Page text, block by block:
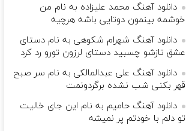
دانلود آهنگ محمد علیزاده به نام من
خوشمه بینمون دوتایی باشه هرچیه
دانلود آهنگ شهرام شکوهی به نام دستای
عشق تازشو چسبید دستای لرزون تورو رد کرد
دانلود آهنگ علی عبدالمالکی به نام سر صبح
قهر بکنی شب نشده برگردونمت
دانلود آهنگ حامیم به نام این جای خالیت
تو دلم با خودتم پر نمیشه